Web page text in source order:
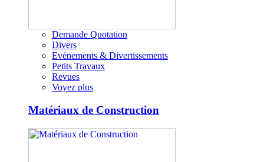
Demande Quotation
Divers
Evénements & Divertissements
Petits Travaux
Revues
Voyez plus
Matériaux de Construction